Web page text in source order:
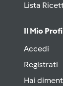
Lista
Il Mio
Accedi
Registrati
Hai